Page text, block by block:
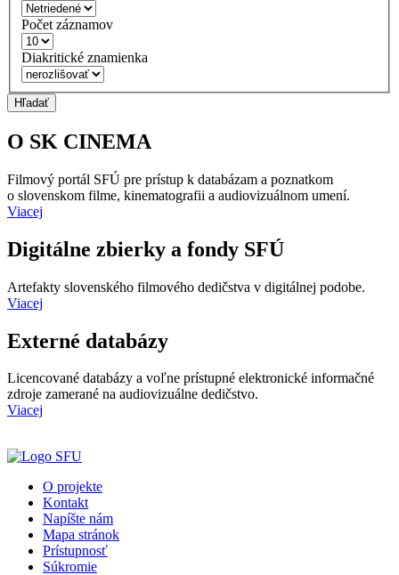
Počet záznamov
Diakritické znamienka
Hľadať
O SK CINEMA
Filmový portál SFÚ pre prístup k databázam a poznatkom
o slovenskom filme, kinematografii a audiovizuálnom umení.
Viacej
Digitálne zbierky a fondy SFÚ
Artefakty slovenského filmového dedičstva v digitálnej podobe.
Viacej
Externé databázy
Licencované databázy a voľne prístupné elektronické informačné
zdroje zamerané na audiovizuálne dedičstvo.
Viacej
O projekte
Kontakt
Napíšte nám
Mapa stránok
Prístupnosť
Súkromie